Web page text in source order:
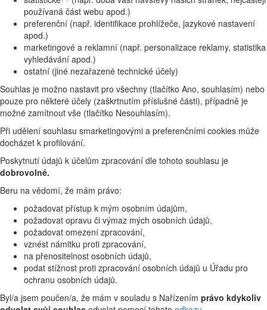
používaná část webu apod.)
preferenční (např. identifikace prohlížeče, jazykové nastavení
apod.)
marketingové a reklamní (např. personalizace reklamy, statistika
vyhledávání apod.)
ostatní (jiné nezařazené technické účely)
Souhlas je možno nastavit pro všechny (tlačítko Ano, souhlasím) nebo
pouze pro některé účely (zaškrtnutím příslušné části), případně je
možné zamítnout vše (tlačítko Nesouhlasím).
Při udělení souhlasu smarketingovými a preferenčními cookies může
docházet k profilování.
Poskytnutí údajů k účelům zpracování dle tohoto souhlasu je
dobrovolné.
Beru na vědomí, že mám právo:
požadovat přístup k mým osobním údajům,
požadovat opravu či výmaz mých osobních údajů,
požadovat omezení zpracování,
vznést námitku proti zpracování,
na přenositelnost osobních údajů,
podat stížnost proti zpracování osobních údajů u Úřadu pro
ochranu osobních údajů.
Byl/a jsem poučen/a, že mám v souladu s Nařízením právo kdykoliv